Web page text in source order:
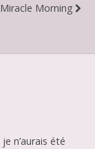
Morning
n’aurais été